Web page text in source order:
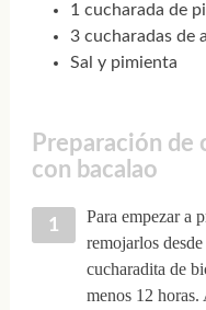
1 cucharada de
3 cucharadas de
Sal y pimienta
Preparación de
con bacalao
Para empezar a
remojarlos
cucharadita de
menos 12